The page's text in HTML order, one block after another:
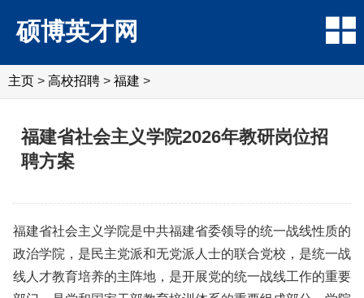
硕博英才网
主页 > 高校招聘 > 福建 >
福建省社会主义学院2026年教研岗位招
聘方案
福建省社会主义学院是中共福建省委领导的统一战线性质的
政治学院，是民主党派和无党派人士的联合党校，是统一战
线人才教育培养的主阵地，是开展党的统一战线工作的重要